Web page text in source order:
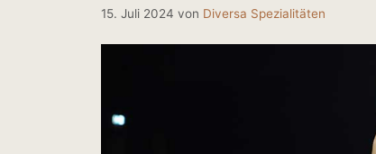
15. Juli 2024 von Diversa Spezialitäten